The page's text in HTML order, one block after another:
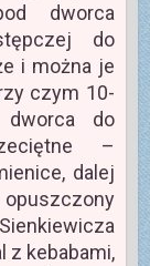
dworca
do
i można je
czym 10-
do
–
dalej
z kebabami,